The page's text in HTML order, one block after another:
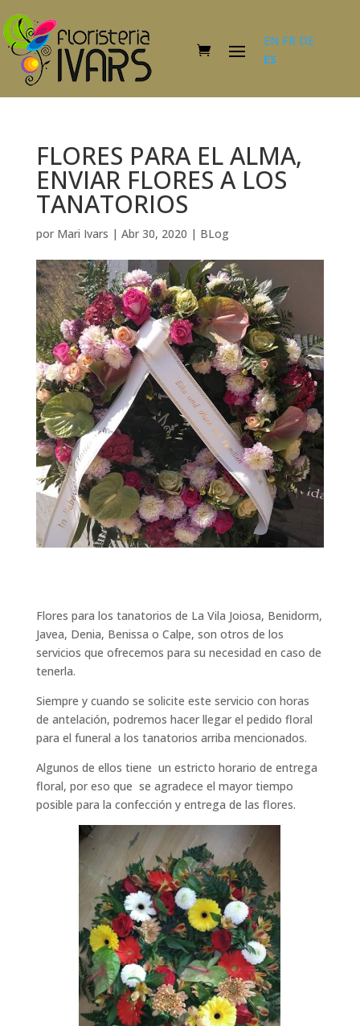
EN FR DE
ES
FLORES PARA EL ALMA,
ENVIAR FLORES A LOS
TANATORIOS
por Mari Ivars | Abr 30, 2020 | BLog
Flores para los tanatorios de La Vila Joiosa, Benidorm,
Javea, Denia, Benissa o Calpe, son otros de los
servicios que ofrecemos para su necesidad en caso de
tenerla.
Siempre y cuando se solicite este servicio con horas
de antelación, podremos hacer llegar el pedido floral
para el funeral a los tanatorios arriba mencionados.
Algunos de ellos tiene un estricto horario de entrega
floral, por eso que se agradece el mayor tiempo
posible para la confección y entrega de las flores.